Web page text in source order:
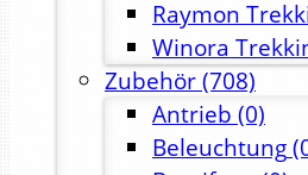
Raymon
Winora
Zubehör(708)
Antrieb (0)
Beleuchtung